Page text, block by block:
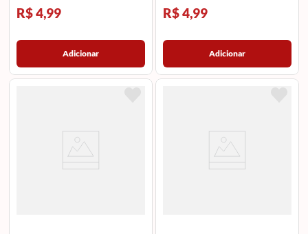
R$ 4,99
Adicionar
R$ 4,99
Adicionar